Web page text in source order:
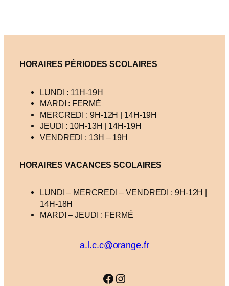
HORAIRES PÉRIODES SCOLAIRES
LUNDI : 11H-19H
MARDI : FERMÉ
MERCREDI : 9H-12H | 14H-19H
JEUDI : 10H-13H | 14H-19H
VENDREDI : 13H – 19H
HORAIRES VACANCES SCOLAIRES
LUNDI – MERCREDI – VENDREDI : 9H-12H |
14H-18H
MARDI – JEUDI : FERMÉ
a.l.c.c@orange.fr
Facebook Instagram